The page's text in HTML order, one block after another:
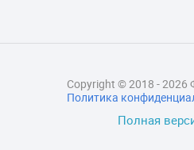
Полная
Copyright © 2018 - 2026
Политика